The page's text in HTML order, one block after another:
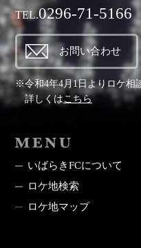
TEL.0296-71-5166
お問い合わせ
※令和4年4月1日よりロケ相
詳しくはこちら
いばらきFCについて
ロケ地検索
ロケ地マップ